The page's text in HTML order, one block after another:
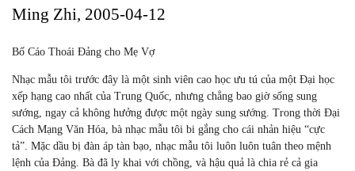
Ming Zhi, 2005-04-12
Bố Cáo Thoái Đảng cho Mẹ Vợ
Nhạc mẫu tôi trước đây là một sinh viên cao học ưu tú của một Đại học
xếp hạng cao nhất của Trung Quốc, nhưng chẳng bao giờ sống sung
sướng, ngay cả không hưởng được một ngày sung sướng. Trong thời Đại
Cách Mạng Văn Hóa, bà nhạc mẫu tôi bi gắng cho cái nhản hiệu “cực
tả”. Mặc dầu bị đàn áp tàn bạo, nhạc mẫu tôi luôn luôn tuân theo mệnh
lệnh của Đảng. Bà đã ly khai với chồng, và hậu quả là chia rẻ cả gia